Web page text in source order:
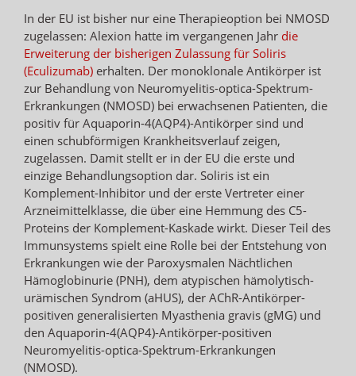
In der EU ist bisher nur eine Therapieoption bei NMOSD
zugelassen: Alexion hatte im vergangenen Jahr die
Erweiterung der bisherigen Zulassung für Soliris
(Eculizumab) erhalten. Der monoklonale Antikörper ist
zur Behandlung von Neuromyelitis-optica-Spektrum-
Erkrankungen (NMOSD) bei erwachsenen Patienten, die
positiv für Aquaporin-4(AQP4)-Antikörper sind und
einen schubförmigen Krankheitsverlauf zeigen,
zugelassen. Damit stellt er in der EU die erste und
einzige Behandlungsoption dar. Soliris ist ein
Komplement-Inhibitor und der erste Vertreter einer
Arzneimittelklasse, die über eine Hemmung des C5-
Proteins der Komplement-Kaskade wirkt. Dieser Teil des
Immunsystems spielt eine Rolle bei der Entstehung von
Erkrankungen wie der Paroxysmalen Nächtlichen
Hämoglobinurie (PNH), dem atypischen hämolytisch-
urämischen Syndrom (aHUS), der AChR-Antikörper-
positiven generalisierten Myasthenia gravis (gMG) und
den Aquaporin-4(AQP4)-Antikörper-positiven
Neuromyelitis-optica-Spektrum-Erkrankungen
(NMOSD).